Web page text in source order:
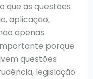
que as questões
aplicação,
apenas
porque
questões
legislação